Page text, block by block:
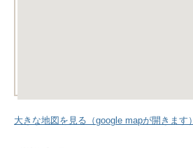
大きな地図を見る（google mapが開きます）